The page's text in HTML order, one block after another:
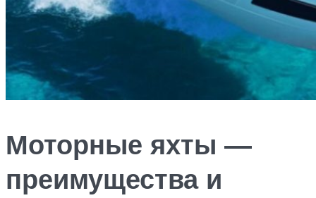
Моторные яхты —
преимущества и